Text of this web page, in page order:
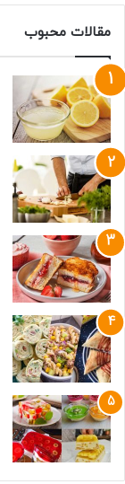
مقالات محبوب